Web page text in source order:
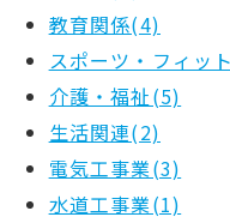
教育関係(4)
スポーツ・フィッ
介護・福祉(5)
生活関連(2)
電気工事業(3)
水道工事業(1)